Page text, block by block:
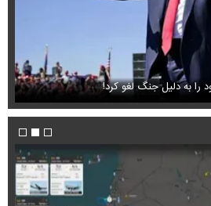
به دلیل جنگ لغو کرد!